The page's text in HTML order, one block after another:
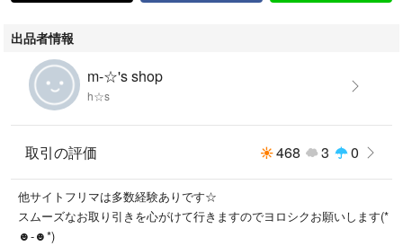
出品者情報
m-☆'s shop
h☆s
取引の評価 468 3 0
他サイトフリマは多数経験ありです☆
スムーズなお取り引きを心がけて行きますのでヨロシクお願いします(*
☻-☻*)